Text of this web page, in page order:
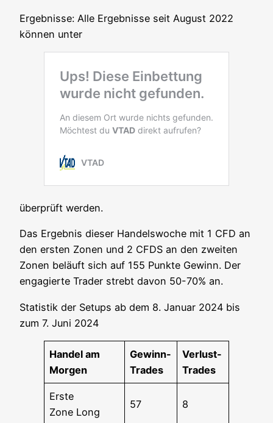
Ergeb­nis­se: Alle Ergeb­nis­se seit August 2022
kön­nen unter
über­prüft werden.
Das Ergeb­nis die­ser Han­dels­wo­che mit 1 CFD an
den ers­ten Zonen und 2 CFDS an den zwei­ten
Zonen beläuft sich auf 155 Punk­te Gewinn. Der
enga­gier­te Trader strebt davon 50-70% an.
Sta­tis­tik der Set­ups ab dem 8. Janu­ar 2024 bis
zum 7. Juni 2024
Han­del am
Morgen
Gewinn-
Trades
Ver­lust-
Trades
Ers­te
Zone Long
57 8